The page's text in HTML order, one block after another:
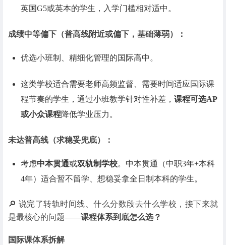
英国G5或英本的学生，入学门槛相对适中。
成绩中等偏下 （普高线附近或偏下，基础薄弱）：
优选小班制、精细化管理的国际高中。
这类学校适合需要老师高频监督、需要时间适应国际课
程节奏的学生，通过小班教学针对性补差，课程可选AP
或小众课程降低学业压力。
未达普高线 （求稳妥兜底）：
考虑中本贯通或双轨制学校。中本贯通（中职3年+本科
4年）适合暂不留学、想稳妥拿全日制本科的学生。
🔎 说完了转轨时间线、什么分数段去什么学校，接下来就
是最核心的问题——课程体系到底怎么选？
国际课体系拆解